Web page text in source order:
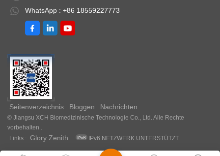
WhatsApp : +86 18559227773
Seitenverzeichnis Bloggen Nachrichten
© Jiangsu XCH Biomedizinische Technologie Co., Ltd. Alle Rechte
vorbehalten .
Links :
Glory Zenith IPv6 NETZWERK UNTERSTÜTZT